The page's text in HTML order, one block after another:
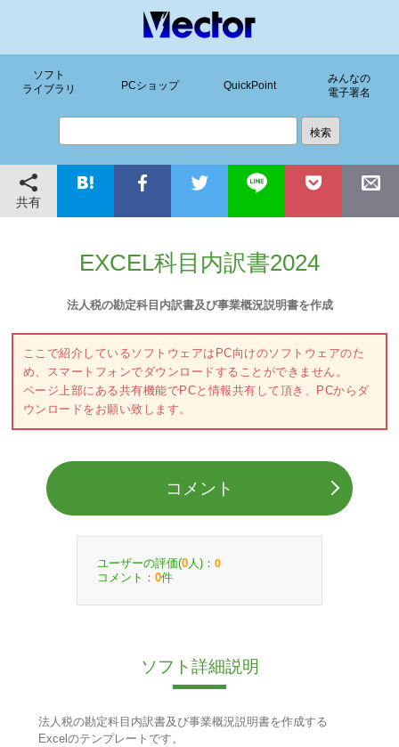
ソフト
ライブラリ
PCショップ QuickPoint
みんなの
電子署名
共有
EXCEL科目内訳書2024
法人税の勘定科目内訳書及び事業概況説明書を作成
ここで紹介しているソフトウェアはPC向けのソフトウェアのた
め、スマートフォンでダウンロードすることができません。
ページ上部にある共有機能でPCと情報共有して頂き、PCからダ
ウンロードをお願い致します。
コメント
ユーザーの評価(0 人)： 0
コメント： 0件
ソフト詳細説明
法人税の勘定科目内訳書及び事業概況説明書を作成する
Excelのテンプレートです。